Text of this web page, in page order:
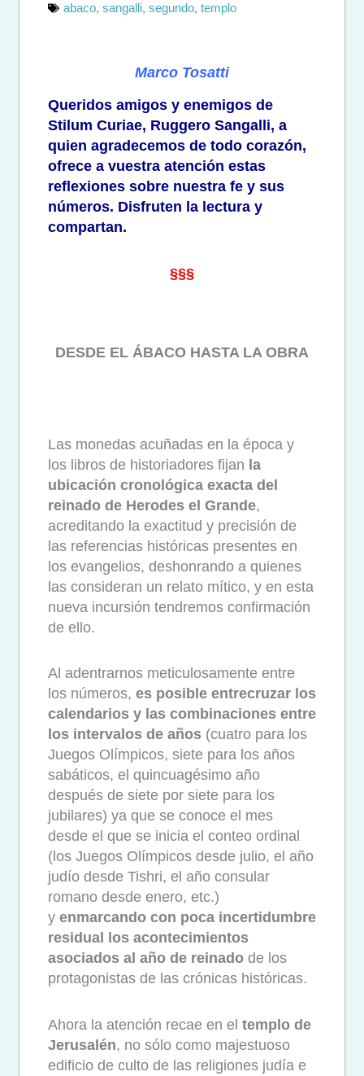
abaco, sangalli, segundo, templo
Marco Tosatti
Queridos amigos y enemigos de
Stilum Curiae, Ruggero Sangalli, a
quien agradecemos de todo corazón,
ofrece a vuestra atención estas
reflexiones sobre nuestra fe y sus
números. Disfruten la lectura y
compartan.
§§§
DESDE EL ÁBACO HASTA LA OBRA
Las monedas acuñadas en la época y
los libros de historiadores fijan la
ubicación cronológica exacta del
reinado de Herodes el Grande,
acreditando la exactitud y precisión de
las referencias históricas presentes en
los evangelios, deshonrando a quienes
las consideran un relato mítico, y en esta
nueva incursión tendremos confirmación
de ello.
Al adentrarnos meticulosamente entre
los números, es posible entrecruzar los
calendarios y las combinaciones entre
los intervalos de años (cuatro para los
Juegos Olímpicos, siete para los años
sabáticos, el quincuagésimo año
después de siete por siete para los
jubilares) ya que se conoce el mes
desde el que se inicia el conteo ordinal
(los Juegos Olímpicos desde julio, el año
judío desde Tishri, el año consular
romano desde enero, etc.)
y enmarcando con poca incertidumbre
residual los acontecimientos
asociados al año de reinado de los
protagonistas de las crónicas históricas.
Ahora la atención recae en el templo de
Jerusalén, no sólo como majestuoso
edificio de culto de las religiones judía e